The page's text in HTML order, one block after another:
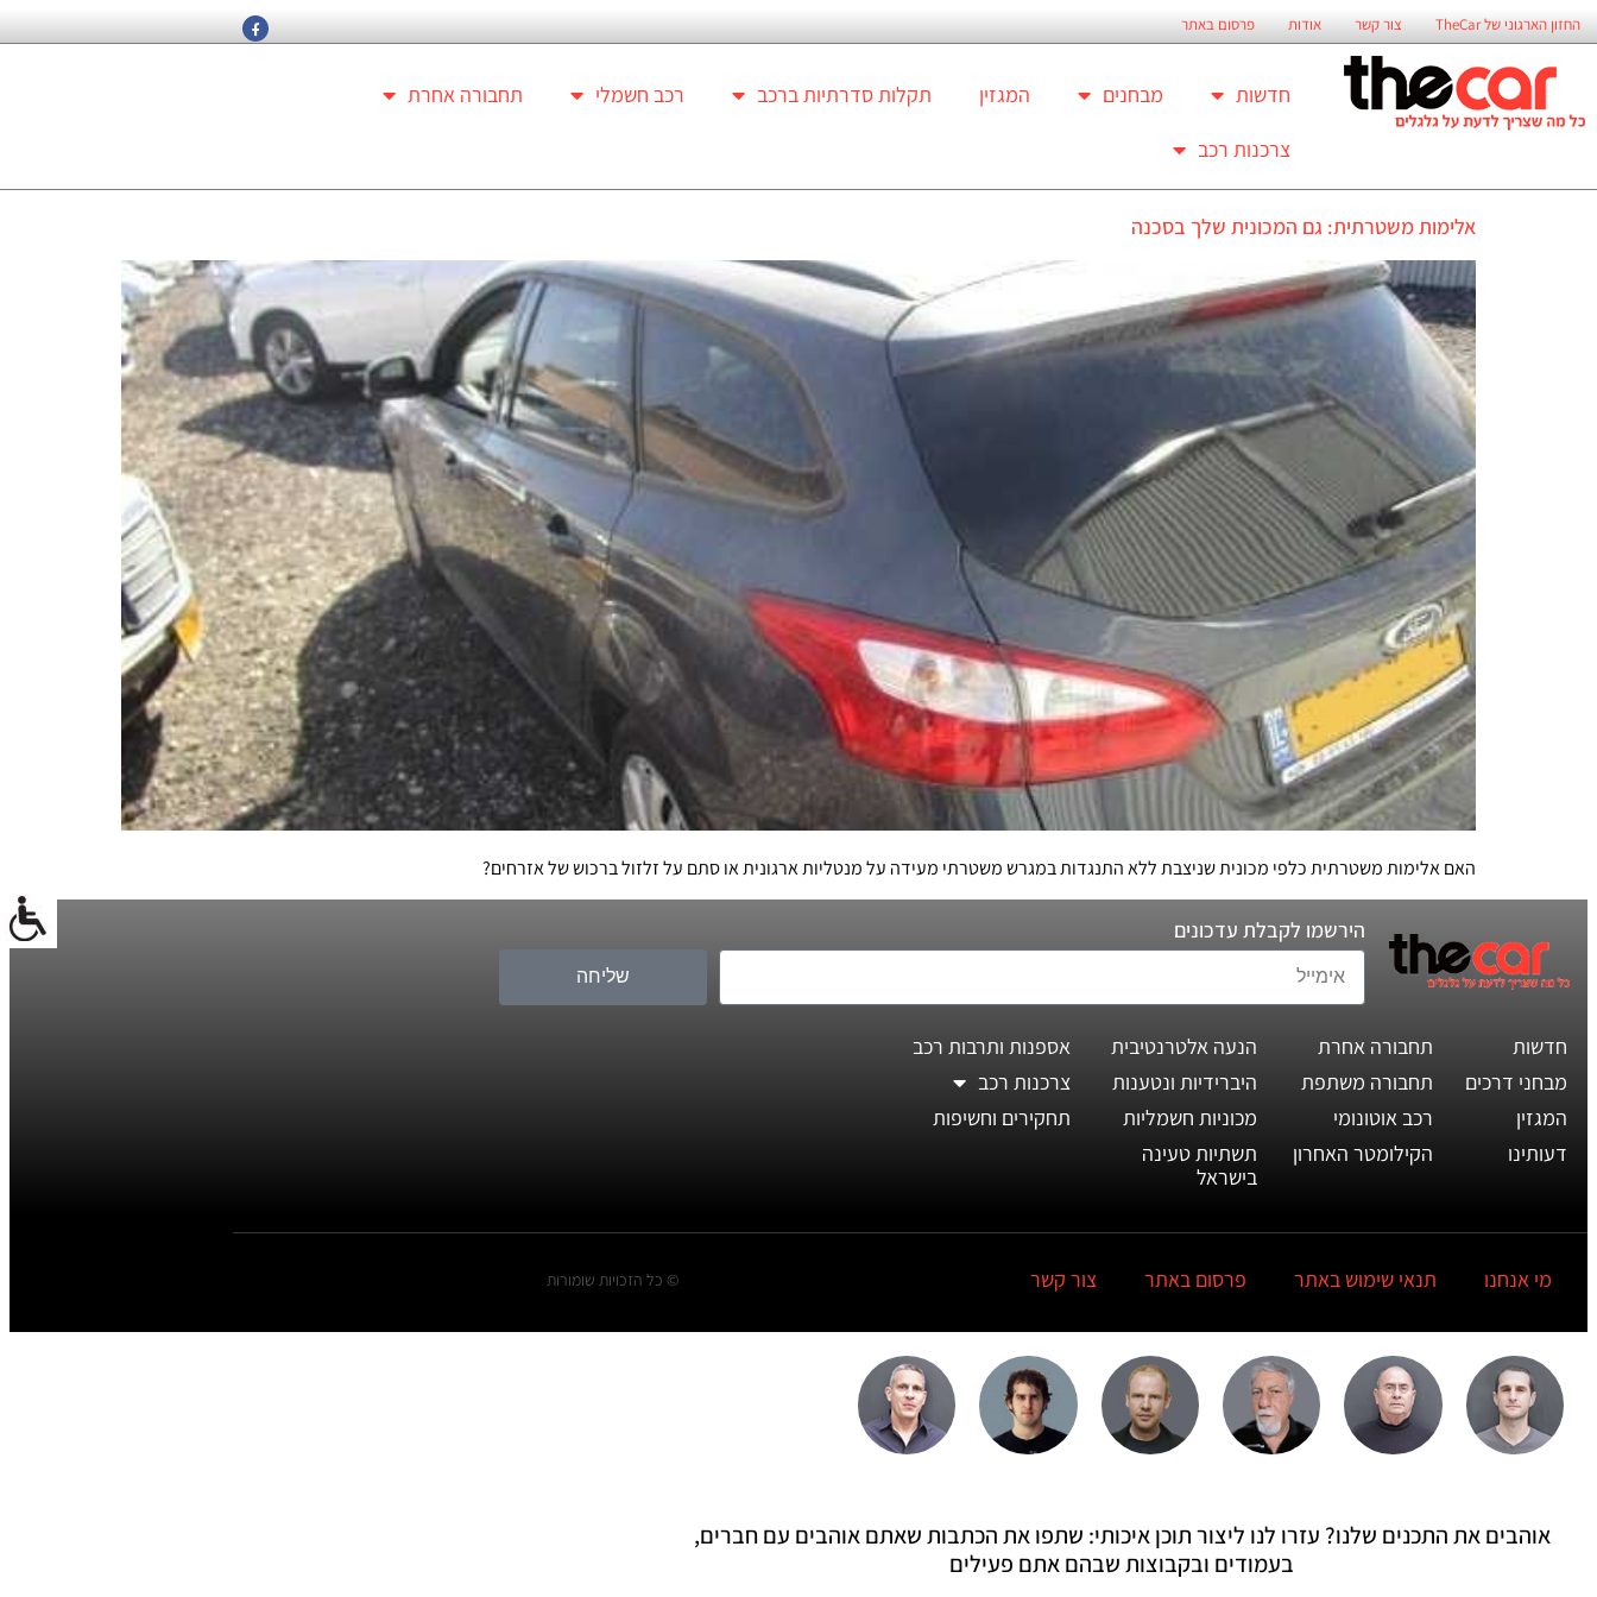
החזון הארגוני של TheCar צור קשר אודות פרסום באתר
חדשות מבחנים המגזין תקלות סדרתיות ברכב רכב חשמלי
תחבורה אחרת
צרכנות רכב
אלימות משטרתית: גם המכונית שלך בסכנה
האם אלימות משטרתית כלפי מכונית שניצבת ללא התנגדות במגרש משטרתי מעידה על מנטליות ארגונית או סתם על זלזול ברכוש של אזרחים?
הירשמו לקבלת עדכונים
שליחה
חדשות
מבחני דרכים
המגזין
דעותינו
תחבורה אחרת
תחבורה משתפת
רכב אוטונומי
הקילומטר האחרון
הנעה אלטרנטיבית
היברידיות ונטענות
מכוניות חשמליות
תשתיות טעינה
בישראל
אספנות ותרבות רכב
צרכנות רכב
תחקירים וחשיפות
מי אנחנו תנאי שימוש באתר פרסום באתר צור קשר © כל הזכויות שומורות
אוהבים את התכנים שלנו? עזרו לנו ליצור תוכן איכותי: שתפו את הכתבות שאתם אוהבים עם חברים,
בעמודים ובקבוצות שבהם אתם פעילים